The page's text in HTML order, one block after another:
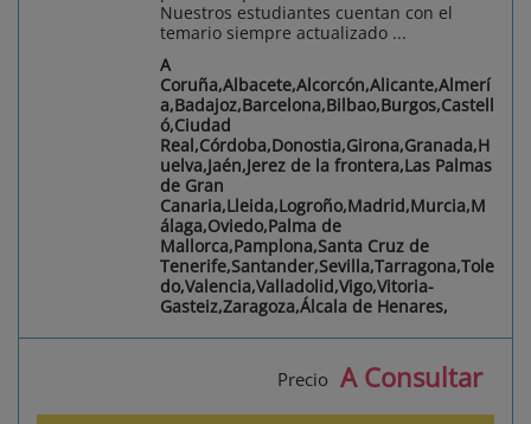
Nuestros estudiantes cuentan con el
temario siempre actualizado ...
A
Coruña,Albacete,Alcorcón,Alicante,Almerí
a,Badajoz,Barcelona,Bilbao,Burgos,Castell
ó,Ciudad
Real,Córdoba,Donostia,Girona,Granada,H
uelva,Jaén,Jerez de la frontera,Las Palmas
de Gran
Canaria,Lleida,Logroño,Madrid,Murcia,M
álaga,Oviedo,Palma de
Mallorca,Pamplona,Santa Cruz de
Tenerife,Santander,Sevilla,Tarragona,Tole
do,Valencia,Valladolid,Vigo,Vitoria-
Gasteiz,Zaragoza,Álcala de Henares,
Precio A Consultar